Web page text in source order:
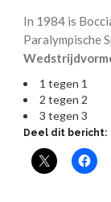
In 1984 is
Paralympische
1 tegen 1
2 tegen 2
3 tegen 3
Deel dit bericht: